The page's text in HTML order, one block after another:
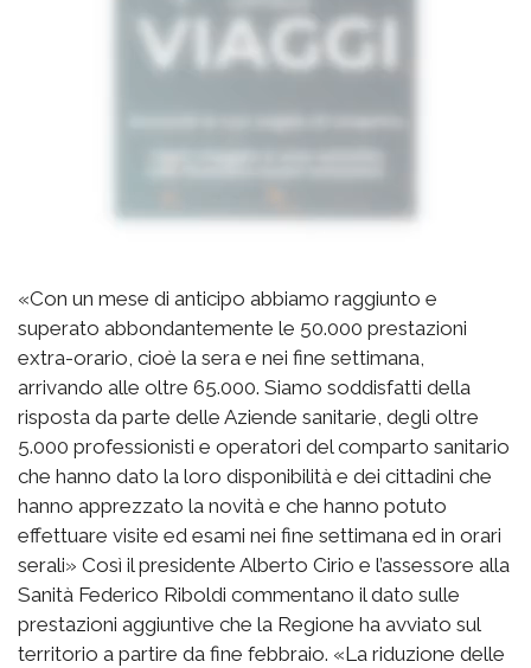
«Con un mese di anticipo abbiamo raggiunto e
superato abbondantemente le 50.000 prestazioni
extra-orario, cioè la sera e nei fine settimana,
arrivando alle oltre 65.000. Siamo soddisfatti della
risposta da parte delle Aziende sanitarie, degli oltre
5.000 professionisti e operatori del comparto sanitario
che hanno dato la loro disponibilità e dei cittadini che
hanno apprezzato la novità e che hanno potuto
effettuare visite ed esami nei fine settimana ed in orari
serali» Così il presidente Alberto Cirio e l’assessore alla
Sanità Federico Riboldi commentano il dato sulle
prestazioni aggiuntive che la Regione ha avviato sul
territorio a partire da fine febbraio. «La riduzione delle